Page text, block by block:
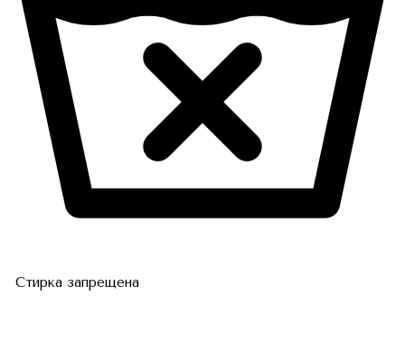
Стирка запрещена